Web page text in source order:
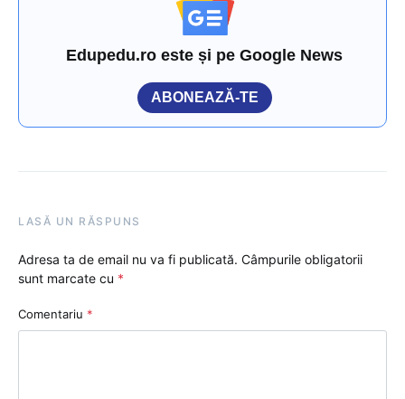
Edupedu.ro este și pe Google News
ABONEAZĂ-TE
LASĂ UN RĂSPUNS
Adresa ta de email nu va fi publicată. Câmpurile obligatorii
sunt marcate cu *
Comentariu *